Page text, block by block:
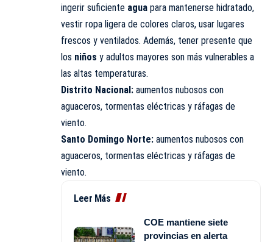
ingerir suficiente agua para mantenerse hidratado,
vestir ropa ligera de colores claros, usar lugares
frescos y ventilados. Además, tener presente que
los niños y adultos mayores son más vulnerables a
las altas temperaturas.
Distrito Nacional: aumentos nubosos con
aguaceros, tormentas eléctricas y ráfagas de
viento.
Santo Domingo Norte: aumentos nubosos con
aguaceros, tormentas eléctricas y ráfagas de
viento.
Leer Más
COE mantiene siete
provincias en alerta